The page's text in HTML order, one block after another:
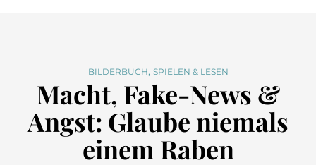
BILDERBUCH, SPIELEN & LESEN
Macht, Fake-News &
Angst: Glaube niemals
einem Raben